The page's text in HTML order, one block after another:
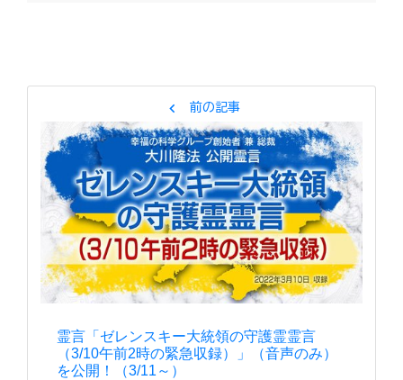
chevron_left 前の記事
霊言「ゼレンスキー大統領の守護霊霊言
（3/10午前2時の緊急収録）」（音声のみ）
を公開！（3/11～）